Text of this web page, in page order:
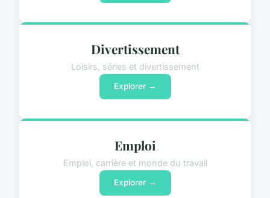
Divertissement
Loisirs, séries et divertissement
Explorer →
Emploi
Emploi, carrière et monde du travail
Explorer →